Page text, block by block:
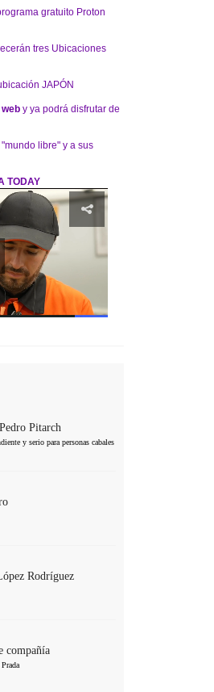
gratuito Proton
tres Ubicaciones
JAPÓN
y ya podrá disfrutar de
libre" y a sus
TODAY
Pitarch
y serio para personas cabales
Rodríguez
compañía